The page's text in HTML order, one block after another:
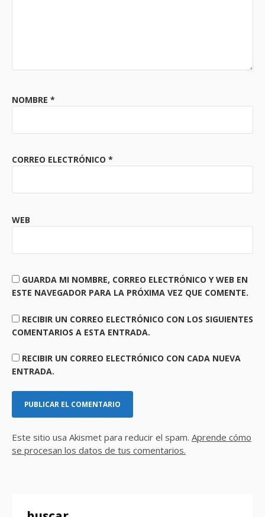
NOMBRE *
CORREO ELECTRÓNICO *
WEB
GUARDA MI NOMBRE, CORREO ELECTRÓNICO Y WEB EN
ESTE NAVEGADOR PARA LA PRÓXIMA VEZ QUE COMENTE.
RECIBIR UN CORREO ELECTRÓNICO CON LOS SIGUIENTES
COMENTARIOS A ESTA ENTRADA.
RECIBIR UN CORREO ELECTRÓNICO CON CADA NUEVA
ENTRADA.
Este sitio usa Akismet para reducir el spam. Aprende cómo
se procesan los datos de tus comentarios.